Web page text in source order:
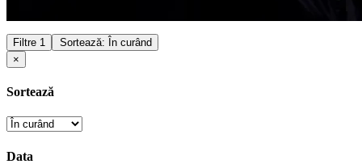
Filtre 1
Sortează: În curând
×
Sortează
Data